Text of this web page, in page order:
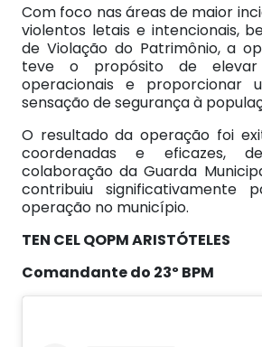
Com foco nas áreas de maior
violentos letais e intencionais,
de Violação do Patrimônio, a
teve o propósito de
operacionais e proporcionar
sensação de segurança à
O resultado da operação foi
coordenadas e eficazes,
colaboração da Guarda
contribuiu significativamente
operação no município.
TEN CEL QOPM ARISTÓTELES
Comandante do 23º BPM